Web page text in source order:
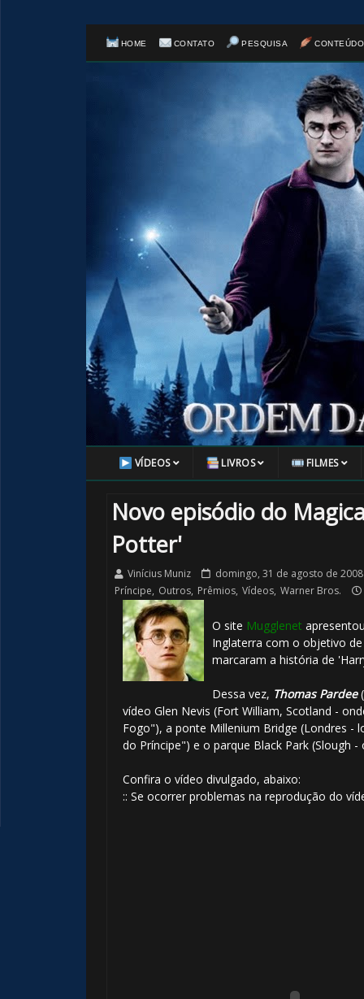
HOME CONTATO PESQUISA
VÍDEOS LIVROS FILMES
Novo episódio do
Potter'
Vinícius Muniz domingo, 31 de agosto de 2008
Príncipe, Outros, Prêmios, Vídeos, Warner Bros.
O site Mugglenet
Inglaterra com o objetivo
marcaram a história de
Dessa vez, Thomas Pardee
vídeo Glen Nevis (Fort William, Scotland -
Fogo"), a ponte Millenium Bridge (Londres -
do Príncipe") e o parque Black Park (Slough
Confira o vídeo divulgado, abaixo:
:: Se ocorrer problemas na reprodução do